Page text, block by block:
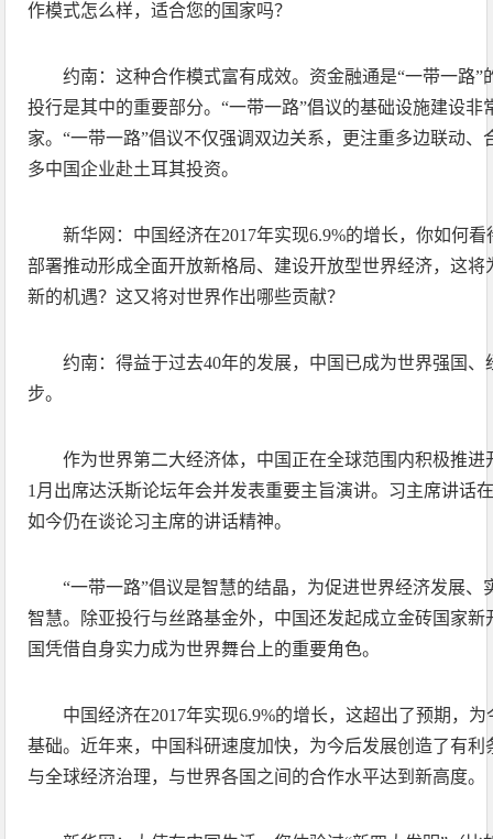
作模式怎么样，适合您的国家吗？
约南：这种合作模式富有成效。资金融通是“一带一路”
投行是其中的重要部分。“一带一路”倡议的基础设施建设非
家。“一带一路”倡议不仅强调双边关系，更注重多边联动
多中国企业赴土耳其投资。
新华网：中国经济在2017年实现6.9%的增长，你如何
部署推动形成全面开放新格局、建设开放型世界经济，这
新的机遇？这又将对世界作出哪些贡献？
约南：得益于过去40年的发展，中国已成为世界强国
步。
作为世界第二大经济体，中国正在全球范围内积极推
1月出席达沃斯论坛年会并发表重要主旨演讲。习主席讲话
如今仍在谈论习主席的讲话精神。
“一带一路”倡议是智慧的结晶，为促进世界经济发展、
智慧。除亚投行与丝路基金外，中国还发起成立金砖国家
国凭借自身实力成为世界舞台上的重要角色。
中国经济在2017年实现6.9%的增长，这超出了预期，
基础。近年来，中国科研速度加快，为今后发展创造了有
与全球经济治理，与世界各国之间的合作水平达到新高度。